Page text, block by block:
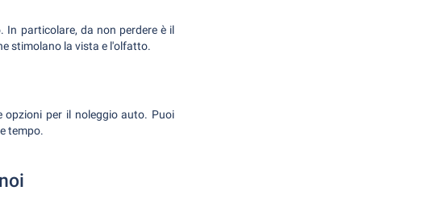
In particolare, da non perdere è il
stimolano la vista e l'olfatto.
per il noleggio auto. Puoi
tempo.